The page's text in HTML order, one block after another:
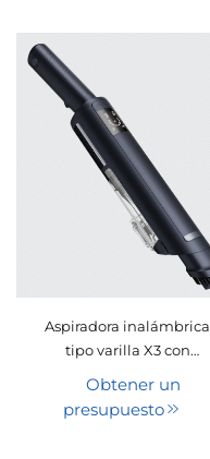
Aspiradora inalámbrica
tipo varilla X3 con
mascotas y alfombras,
Obtener un
presupuesto